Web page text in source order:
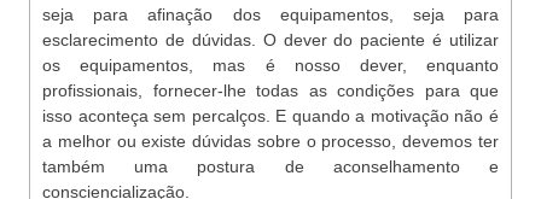
seja para afinação dos equipamentos, seja para
esclarecimento de dúvidas. O dever do paciente é utilizar
os equipamentos, mas é nosso dever, enquanto
profissionais, fornecer-lhe todas as condições para que
isso aconteça sem percalços. E quando a motivação não é
a melhor ou existe dúvidas sobre o processo, devemos ter
também uma postura de aconselhamento e
consciencialização.